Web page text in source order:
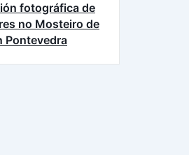
fotográfica de
no Mosteiro de
Pontevedra